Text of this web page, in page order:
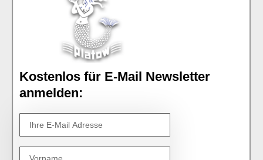
Kostenlos für E-Mail Newsletter
anmelden: